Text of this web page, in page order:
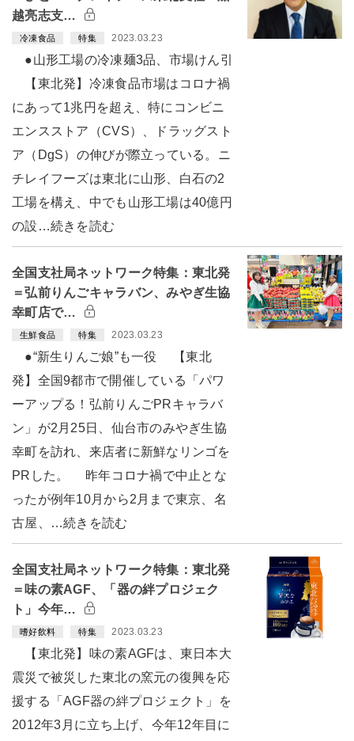
越亮志支…
冷凍食品 特集 2023.03.23
●山形工場の冷凍麺3品、市場けん引
【東北発】冷凍食品市場はコロナ禍
にあって1兆円を超え、特にコンビニ
エンスストア（CVS）、ドラッグスト
ア（DgS）の伸びが際立っている。ニ
チレイフーズは東北に山形、白石の2
工場を構え、中でも山形工場は40億円
の設…続きを読む
全国支社局ネットワーク特集：東北発
＝弘前りんごキャラバン、みやぎ生協
幸町店で…
生鮮食品 特集 2023.03.23
●“新生りんご娘”も一役 【東北
発】全国9都市で開催している「パワ
ーアップる！弘前りんごPRキャラバ
ン」が2月25日、仙台市のみやぎ生協
幸町を訪れ、来店者に新鮮なリンゴを
PRした。 昨年コロナ禍で中止とな
ったが例年10月から2月まで東京、名
古屋、…続きを読む
全国支社局ネットワーク特集：東北発
＝味の素AGF、「器の絆プロジェク
ト」今年…
嗜好飲料 特集 2023.03.23
【東北発】味の素AGFは、東日本大
震災で被災した東北の窯元の復興を応
援する「AGF器の絆プロジェクト」を
2012年3月に立ち上げ、今年12年目に